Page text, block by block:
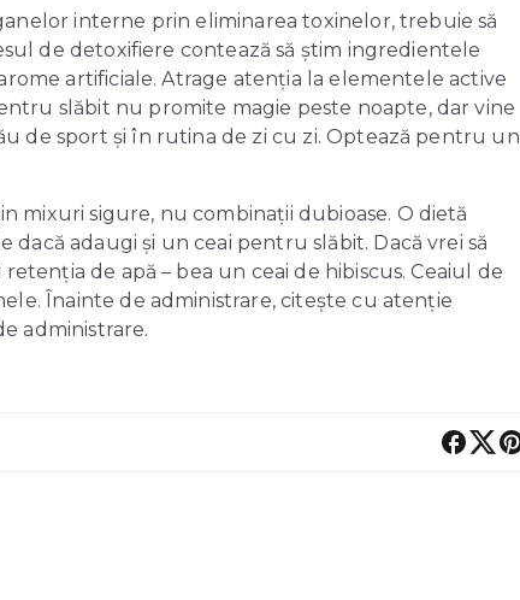
interne prin eliminarea toxinelor, trebuie să
de detoxifiere contează să știm ingredientele
artificiale. Atrage atenția la elementele active
slăbit nu promite magie peste noapte, dar vine
de sport și în rutina de zi cu zi. Optează pentru un
mixuri sigure, nu combinații dubioase. O dietă
adaugi și un ceai pentru slăbit. Dacă vrei să
de apă – bea un ceai de hibiscus. Ceaiul de
Înainte de administrare, citește cu atenție
administrare.